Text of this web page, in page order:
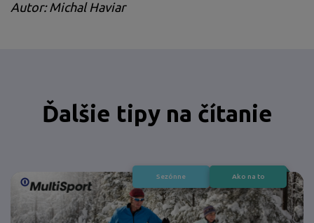
Autor: Michal Haviar
Ďalšie tipy na čítanie
Sezónne Ako na to